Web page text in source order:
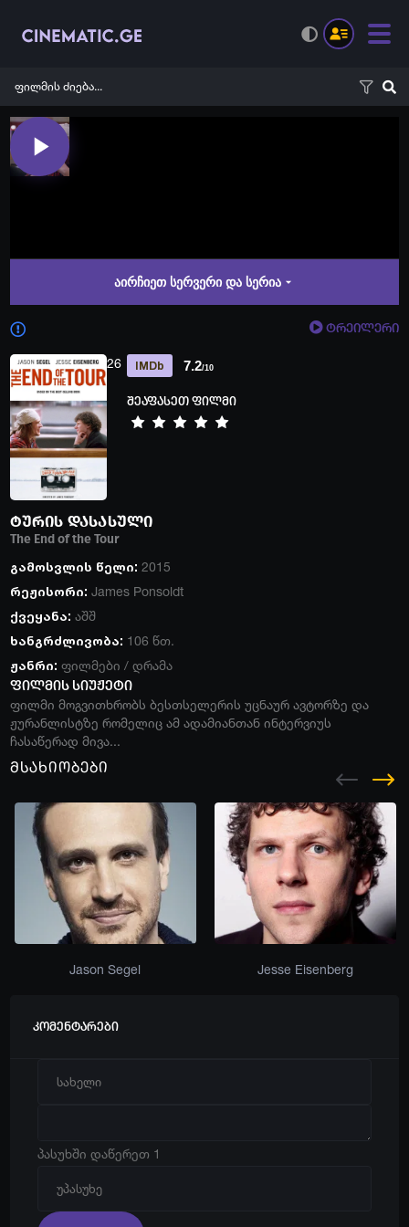
აირჩიეთ სერვერი და სერია
ტრეილერი
IMDb 7.2/10
შეაფასეთ ფილმი
26
ტურის დასასული
The End of the Tour
გამოსვლის წელი: 2015
რეჟისორი: James Ponsoldt
ქვეყანა: აშშ
ხანგრძლივობა: 106 წთ.
ჟანრი: ფილმები / დრამა
ფილმის სიუჟეტი
ფილმი მოგვითხრობს ბესთსელერის უცნაურ ავტორზე და
ჟურანლისტზე რომელიც ამ ადამიანთან ინტერვიუს
ჩასაწერად მივა...
მსახიობები
Jason Segel Jesse Eisenberg
კომენტარები
პასუხში დაწერეთ 1